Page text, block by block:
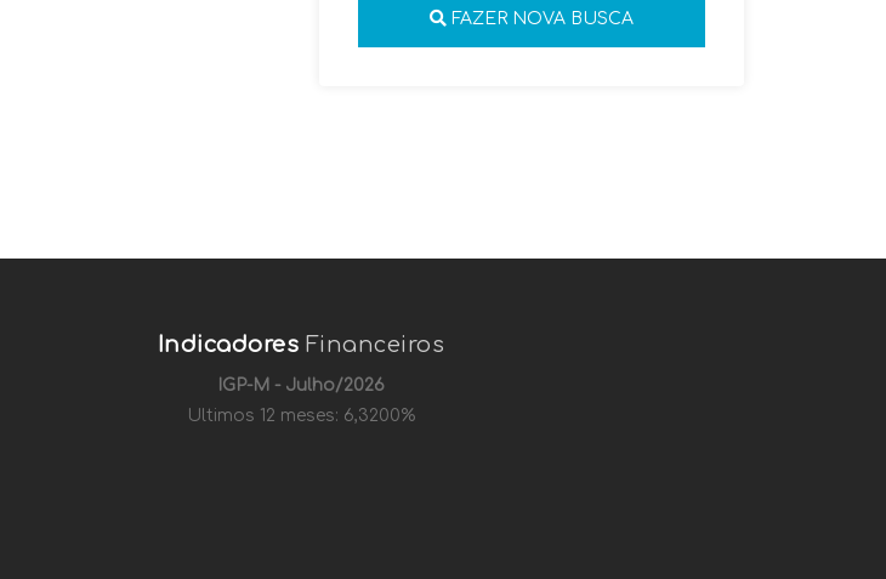
FAZER NOVA BUSCA
Indicadores Financeiros
IGP-M - Julho/2026
Ultimos 12 meses: 6,3200%